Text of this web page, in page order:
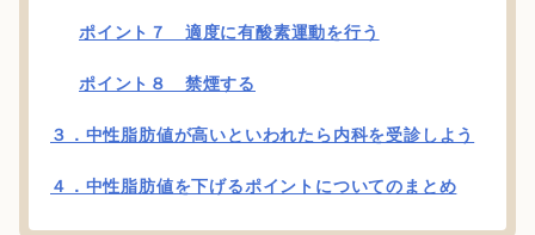
ポイント７ 適度に有酸素運動を行う
ポイント８ 禁煙する
３．中性脂肪値が高いといわれたら内科を受診しよう
４．中性脂肪値を下げるポイントについてのまとめ